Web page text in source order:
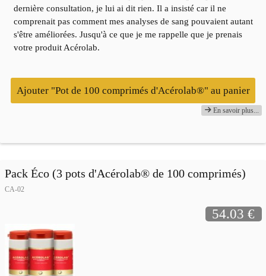
dernière consultation, je lui ai dit rien. Il a insisté car il ne
comprenait pas comment mes analyses de sang pouvaient autant
s'être améliorées. Jusqu'à ce que je me rappelle que je prenais
votre produit Acérolab.
Ajouter "Pot de 100 comprimés d'Acérolab®" au panier
En savoir plus...
Pack Éco (3 pots d'Acérolab® de 100 comprimés)
CA-02
54.03 €